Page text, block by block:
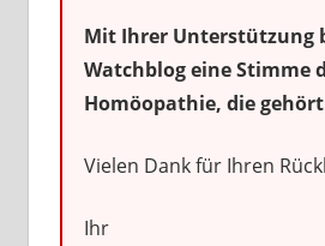
Mit Ihrer Unterstützung
Watchblog eine Stimme
Homöopathie, die
Vielen Dank für Ihren
Ihr